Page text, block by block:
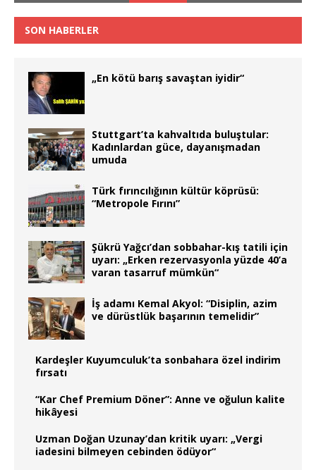
SON HABERLER
„En kötü barış savaştan iyidir“
Stuttgart’ta kahvaltıda buluştular:
Kadınlardan güce, dayanışmadan
umuda
Türk fırıncılığının kültür köprüsü:
“Metropole Fırını”
Şükrü Yağcı’dan sobbahar-kış tatili için
uyarı: „Erken rezervasyonla yüzde 40’a
varan tasarruf mümkün“
İş adamı Kemal Akyol: “Disiplin, azim
ve dürüstlük başarının temelidir”
Kardeşler Kuyumculuk’ta sonbahara özel indirim
fırsatı
“Kar Chef Premium Döner”: Anne ve oğulun kalite
hikâyesi
Uzman Doğan Uzunay’dan kritik uyarı: „Vergi
iadesini bilmeyen cebinden ödüyor“